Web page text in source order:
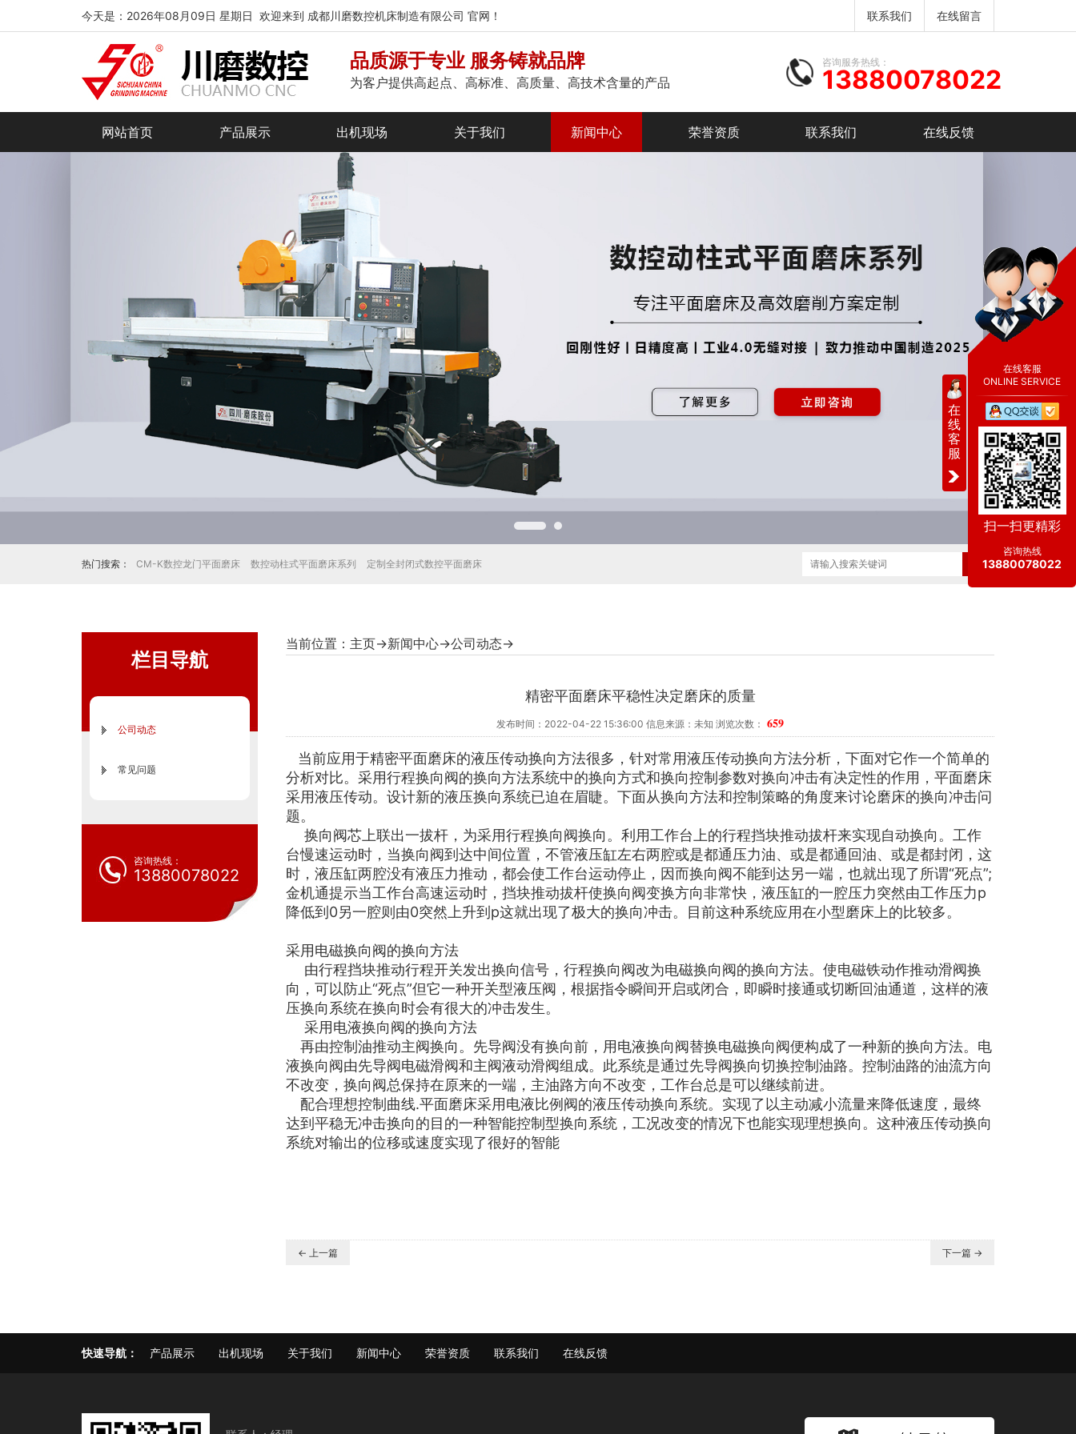
今天是：2026年08月09日 星期日 欢迎来到 成都川磨数控机床制造有限公司 官网！ 在线留言
联系我们
品质源于专业 服务铸就品牌
为客户提供高起点、高标准、高质量、高技术含量的产品
咨询服务热线：
13880078022
网站首页 产品展示 出机现场 关于我们 新闻中心 荣誉资质 联系我们 在线反馈
热门搜索： CM-K数控龙门平面磨床 数控动柱式平面磨床系列 定制全封闭式数控平面磨床
栏目导航
公司动态
常见问题
咨询热线：
13880078022
当前位置： 主页→新闻中心→公司动态→
精密平面磨床平稳性决定磨床的质量
发布时间：2022-04-22 15:36:00 信息来源：未知 浏览次数： 659
当前应用于精密平面磨床的液压传动换向方法很多，针对常用液压传动换向方法分析，下面对它作一个简单的
分析对比。采用行程换向阀的换向方法系统中的换向方式和换向控制参数对换向冲击有决定性的作用，平面磨床
采用液压传动。设计新的液压换向系统已迫在眉睫。下面从换向方法和控制策略的角度来讨论磨床的换向冲击问
题。
换向阀芯上联出一拔杆，为采用行程换向阀换向。利用工作台上的行程挡块推动拔杆来实现自动换向。工作
台慢速运动时，当换向阀到达中间位置，不管液压缸左右两腔或是都通压力油、或是都通回油、或是都封闭，这
时，液压缸两腔没有液压力推动，都会使工作台运动停止，因而换向阀不能到达另一端，也就出现了所谓“死点”;
金机通提示当工作台高速运动时，挡块推动拔杆使换向阀变换方向非常快，液压缸的一腔压力突然由工作压力p
降低到0另一腔则由0突然上升到p这就出现了极大的换向冲击。目前这种系统应用在小型磨床上的比较多。
采用电磁换向阀的换向方法
由行程挡块推动行程开关发出换向信号，行程换向阀改为电磁换向阀的换向方法。使电磁铁动作推动滑阀换
向，可以防止“死点”但它一种开关型液压阀，根据指令瞬间开启或闭合，即瞬时接通或切断回油通道，这样的液
压换向系统在换向时会有很大的冲击发生。
采用电液换向阀的换向方法
再由控制油推动主阀换向。先导阀没有换向前，用电液换向阀替换电磁换向阀便构成了一种新的换向方法。电
液换向阀由先导阀电磁滑阀和主阀液动滑阀组成。此系统是通过先导阀换向切换控制油路。控制油路的油流方向
不改变，换向阀总保持在原来的一端，主油路方向不改变，工作台总是可以继续前进。
配合理想控制曲线.平面磨床采用电液比例阀的液压传动换向系统。实现了以主动减小流量来降低速度，最终
达到平稳无冲击换向的目的一种智能控制型换向系统，工况改变的情况下也能实现理想换向。这种液压传动换向
系统对输出的位移或速度实现了很好的智能
← 上一篇 下一篇 →
快速导航： 产品展示 出机现场 关于我们 新闻中心 荣誉资质 联系我们 在线反馈
在
线
客
服
在线客服
ONLINE SERVICE
扫一扫更精彩
咨询热线
13880078022